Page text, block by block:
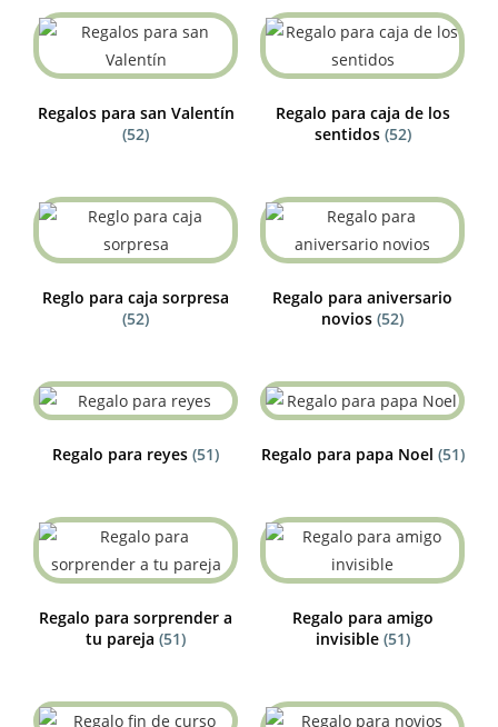
Regalos para san Valentín
(52)
Regalo para caja de los
sentidos (52)
Reglo para caja sorpresa
(52)
Regalo para aniversario
novios (52)
Regalo para reyes (51) Regalo para papa Noel (51)
Regalo para sorprender a
tu pareja (51)
Regalo para amigo
invisible (51)